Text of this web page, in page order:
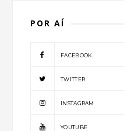
POR AÍ
FACEBOOK
TWITTER
INSTAGRAM
YOUTUBE